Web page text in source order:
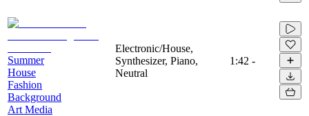
Summer
House
Fashion
Background
Art Media
Electronic/House,
Synthesizer, Piano,
Neutral
1:42 -